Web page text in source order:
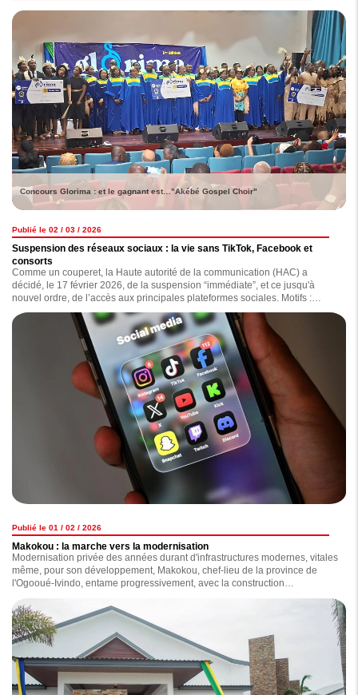
Concours Glorima : et le gagnant est…"Akébé Gospel Choir"
Publié le 02 / 03 / 2026
Suspension des réseaux sociaux : la vie sans TikTok, Facebook et
consorts
Comme un couperet, la Haute autorité de la communication (HAC) a
décidé, le 17 février 2026, de la suspension “immédiate”, et ce jusqu'à
nouvel ordre, de l’accès aux principales plateformes sociales. Motifs :
diffusion de contenus jugés “inappropriés, diffamatoires, haineux ou
injurieux”. Depuis lors, comment la population vit-elle cette situation ?
Publié le 01 / 02 / 2026
Makokou : la marche vers la modernisation
Modernisation privée des années durant d'infrastructures modernes, vitales
même, pour son développement, Makokou, chef-lieu de la province de
l'Ogooué-Ivindo, entame progressivement, avec la construction
d'infrastructures dont certaines ont été inaugurées en début de semaine
par le chef de l'Etat, Brice Clotaire Oligui Nguema, pendant que d'autres
sont en voie d'achèvement, sa marche vers un futur radieux. Au grand
bonheur des habitants de cette région située au nord-est du Gabon.